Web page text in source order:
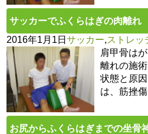
サッカーでふくらはぎの肉離れ
2016年1月1日サッカー,ストレッ
肩甲骨は
離れの施
状態と原
は、筋挫
お尻からふくらはぎまでの坐骨